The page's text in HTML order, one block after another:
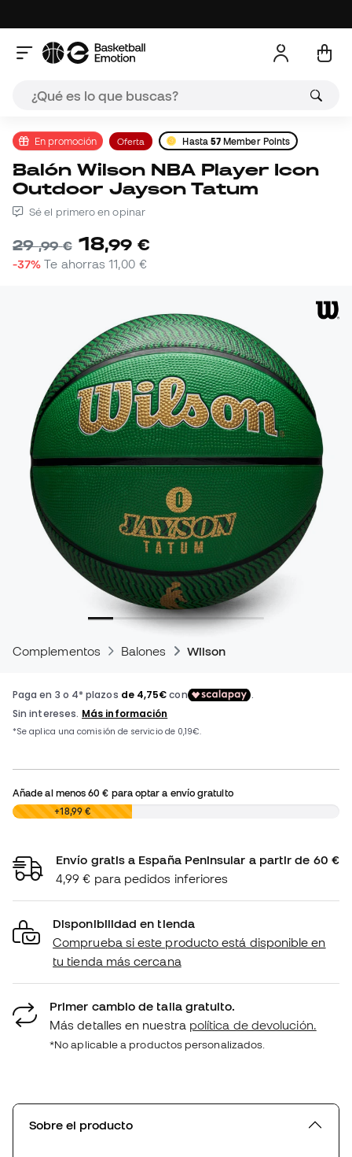
En promoción Oferta Hasta 57 Member Points
Balón Wilson NBA Player Icon
Outdoor Jayson Tatum
Sé el primero en opinar
29,99 € 18,99 €
-37% Te ahorras11,00 €
Complementos Balones Wilson
Añade al menos60 € para optar a envío gratuito
0,00 € +18,99 €
Envío gratis a España Peninsular a partir de 60 €
4,99 € para pedidos inferiores
Disponibilidad en tienda
Comprueba si este producto está disponible en
tu tienda más cercana
Primer cambio de talla gratuito.
Más detalles en nuestra política de devolución.
*No aplicable a productos personalizados.
Sobre el producto